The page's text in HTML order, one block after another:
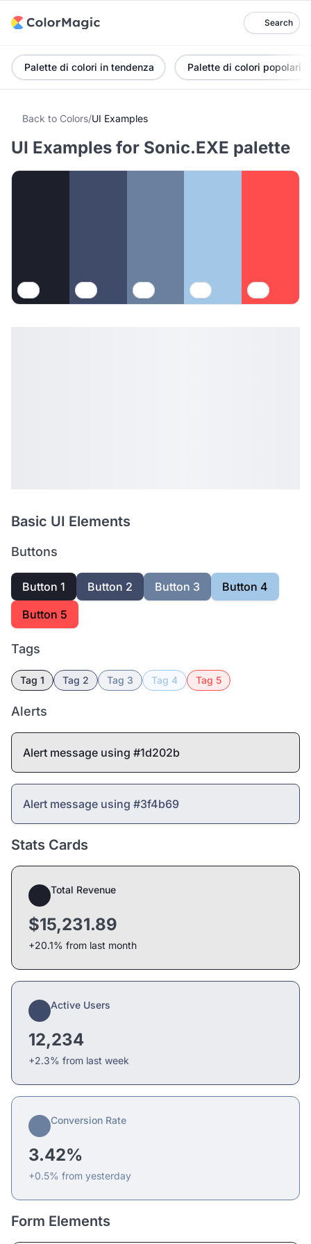
Search
Palette di colori in tendenza Palette di colori popolari
Back to Colors/UI Examples
UI Examples for Sonic.EXE palette
Basic UI Elements
Buttons
Button 1 Button 2 Button 3
Button 4
Button 5
Tags
Tag 1 Tag 2 Tag 3 Tag 4 Tag 5
Alerts
Alert message using #1d202b
Alert message using #3f4b69
Stats Cards
Total Revenue
$15,231.89
+20.1% from last month
Active Users
12,234
+2.3% from last week
Conversion Rate
3.42%
+0.5% from yesterday
Form Elements